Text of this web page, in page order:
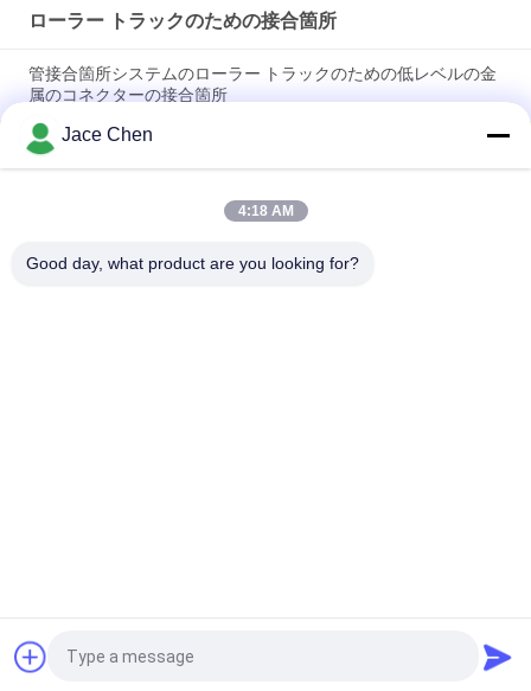
ローラー トラックのための接合箇所
管接合箇所システムのローラー トラックのための低レベルの金
属のコネクターの接合箇所
ローラー トラック Placon のコネクター 2.5mm の厚さの鋼鉄材
料のための接合箇所に電流を通して下さい
流れの管のラッキングのローラー トラックを滑らせる習慣
Jace Chen
4:18 AM
Good day, what product are you looking for?